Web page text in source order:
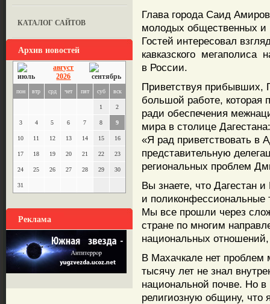
КАТАЛОГ САЙТОВ
Архив новостей
август
2026
пон втр срд чет пят суб вск
1 2
3 4 5 6 7 8 9
10 11 12 13 14 15 16
17 18 19 20 21 22 23
24 25 26 27 28 29 30
31
Реклама
Глава города Саид
молодых общественных и
Гостей интересовал
кавказского мегаполиса
в России.
Приветствуя прибывших,
большой работе, которая
ради обеспечения
мира в столице Дагестана:
«Я рад приветствовать в
представительную
региональных проблем
Вы знаете, что Дагестан
и поликонфессиональные
Мы все прошли через
стране по многим
национальных
В Махачкале нет проблем
тысячу лет не знал
национальной почве. Но
религиозную общину, что